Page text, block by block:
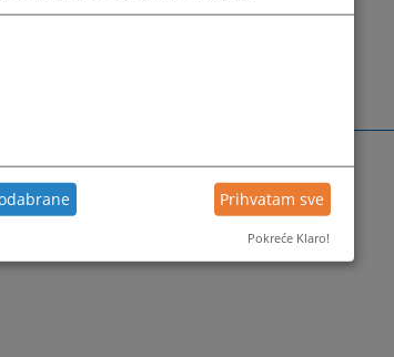
Prihvatam sve
Pokreće Klaro!